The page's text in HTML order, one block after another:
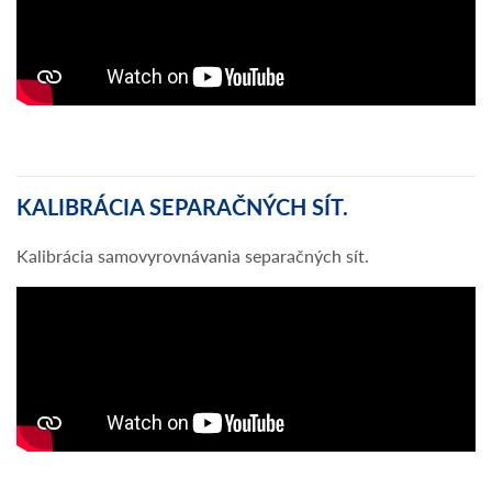
KALIBRÁCIA SEPARAČNÝCH SÍT.
Kalibrácia samovyrovnávania separačných sít.